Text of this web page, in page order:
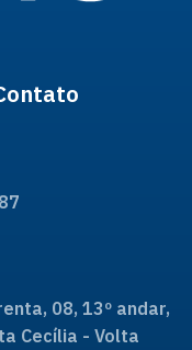
08, 13º andar,
Cecília - Volta